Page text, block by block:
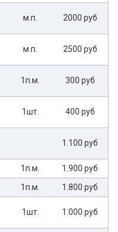
м.п. 2000 руб
м.п. 2500 руб
1п.м. 300 руб
1шт. 400 руб
1.100 руб
1п.м.
1.900 руб
1п.м.
1.800 руб
1шт. 1.000 руб